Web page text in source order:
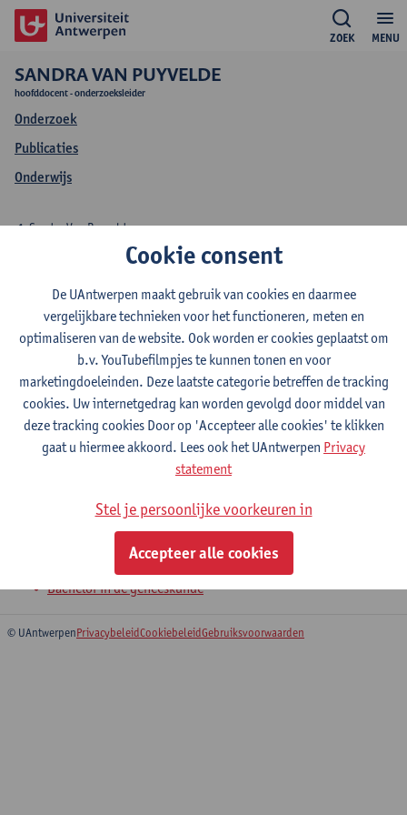
MENU
ZOEK
SANDRA VAN PUYVELDE
hoofddocent - onderzoeksleider
Onderzoek
Publicaties
Onderwijs
Onderwijs Sandra Van
Puyvelde
Sandra Van Puyvelde
2026-2027 2025-2026 2024-2025
Infectieziekten 1
Bachelor in de geneeskunde
Infectieziekten 2
Bachelor in de geneeskunde
© UAntwerpenPrivacybeleidCookiebeleidGebruiksvoorwaarden
Cookie consent
De UAntwerpen maakt gebruik van cookies en daarmee
vergelijkbare technieken voor het functioneren, meten en
optimaliseren van de website. Ook worden er cookies geplaatst om
b.v. YouTubefilmpjes te kunnen tonen en voor
marketingdoeleinden. Deze laatste categorie betreffen de tracking
cookies. Uw internetgedrag kan worden gevolgd door middel van
deze tracking cookies Door op 'Accepteer alle cookies' te klikken
gaat u hiermee akkoord. Lees ook het UAntwerpen Privacy
statement
Stel je persoonlijke voorkeuren in
Accepteer alle cookies